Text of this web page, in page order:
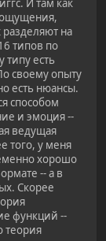
И там как
ощущения,
на
типов по
есть
своему опыту
есть нюансы.
способом
и эмоция --
ведущая
того, у меня
хорошо
-- а в
Скорее
функций --
теория